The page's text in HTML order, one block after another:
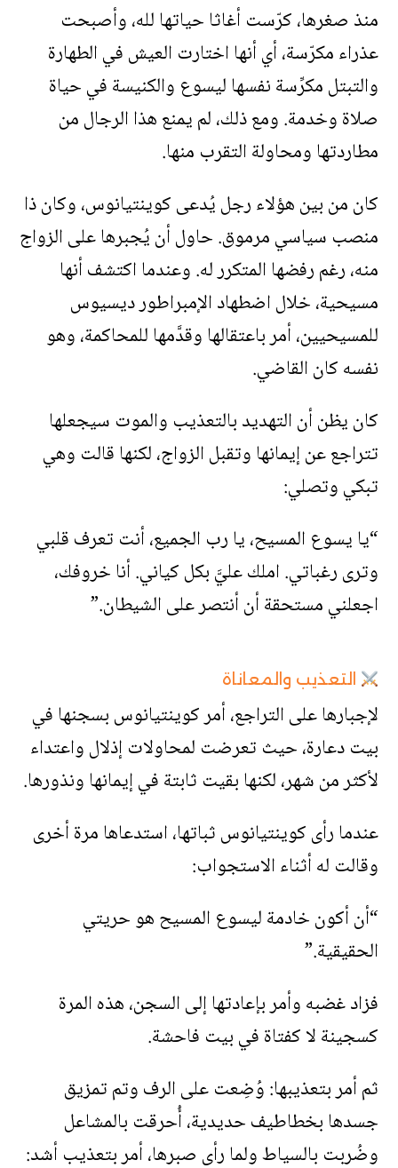
منذ صغرها، كرّست أغاثا حياتها لله، وأصبحت
عذراء مكرّسة، أي أنها اختارت العيش في الطهارة
والتبتل مكرِّسة نفسها ليسوع والكنيسة في حياة
صلاة وخدمة. ومع ذلك، لم يمنع هذا الرجال من
مطاردتها ومحاولة التقرب منها.
كان من بين هؤلاء رجل يُدعى كوينتيانوس، وكان ذا
منصب سياسي مرموق. حاول أن يُجبرها على الزواج
منه، رغم رفضها المتكرر له. وعندما اكتشف أنها
مسيحية، خلال اضطهاد الإمبراطور ديسيوس
للمسيحيين، أمر باعتقالها وقدَّمها للمحاكمة، وهو
نفسه كان القاضي.
كان يظن أن التهديد بالتعذيب والموت سيجعلها
تتراجع عن إيمانها وتقبل الزواج، لكنها قالت وهي
تبكي وتصلي:
“يا يسوع المسيح، يا رب الجميع، أنت تعرف قلبي
وترى رغباتي. املك عليَّ بكل كياني. أنا خروفك،
اجعلني مستحقة أن أنتصر على الشيطان.”
التعذيب والمعاناة
لإجبارها على التراجع، أمر كوينتيانوس بسجنها في
بيت دعارة، حيث تعرضت لمحاولات إذلال واعتداء
لأكثر من شهر، لكنها بقيت ثابتة في إيمانها ونذورها.
عندما رأى كوينتيانوس ثباتها، استدعاها مرة أخرى
وقالت له أثناء الاستجواب:
“أن أكون خادمة ليسوع المسيح هو حريتي
الحقيقية.”
فزاد غضبه وأمر بإعادتها إلى السجن، هذه المرة
كسجينة لا كفتاة في بيت فاحشة.
ثم أمر بتعذيبها: وُضِعت على الرف وتم تمزيق
جسدها بخطاطيف حديدية، أُحرقت بالمشاعل
وضُربت بالسياط ولما رأى صبرها، أمر بتعذيب أشد: